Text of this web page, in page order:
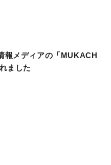
報メディアの「MUKACH
ました